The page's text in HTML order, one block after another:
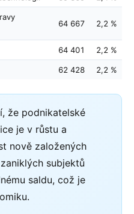
64 667 2,2 %
64 401 2,2 %
62 428 2,2 %
že podnikatelské
je v růstu a
nově založených
subjektů
saldu, což je